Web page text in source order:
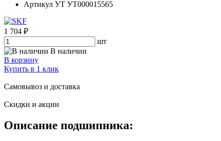
Артикул УТ УТ000015565
1 704 ₽
шт
В наличии
В корзину
Купить в 1 клик
Самовывоз и доставка
Скидки и акции
Описание подшипника: